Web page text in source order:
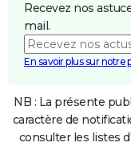
Recevez nos
mail.
En savoir plus sur notre
NB : La présente
caractère de
consulter les listes